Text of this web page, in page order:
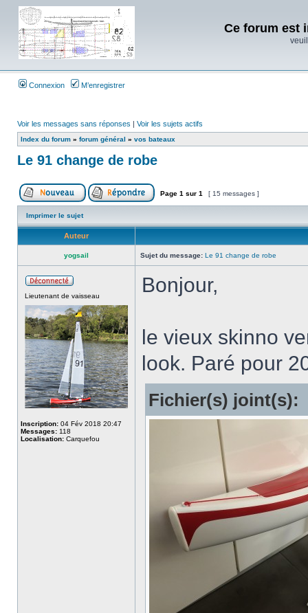
Ce forum est
Connexion M’enregistrer
Voir les messages sans réponses | Voir les sujets actifs
Index du forum » forum général » vos bateaux
Le 91 change de robe
Page 1 sur 1 [ 15 messages ]
Imprimer le sujet
Auteur
yogsail Sujet du message: Le 91 change de robe
Lieutenant de vaisseau
Inscription: 04 Fév 2018 20:47
Messages: 118
Localisation: Carquefou
Bonjour,
le vieux skinno
look. Paré pour
Fichier(s) joint(s):